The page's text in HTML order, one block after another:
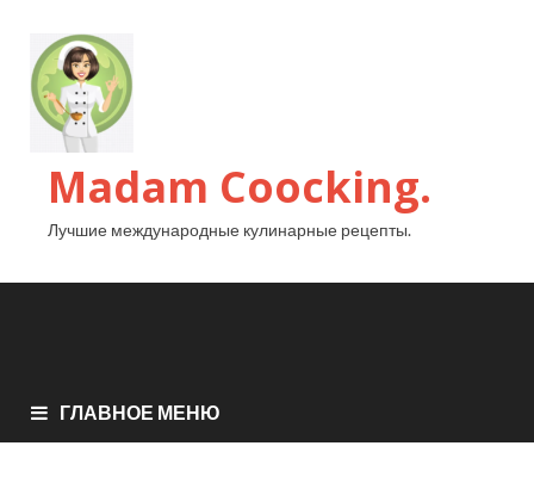
Madam Coocking.
Лучшие международные кулинарные рецепты.
ГЛАВНОЕ МЕНЮ